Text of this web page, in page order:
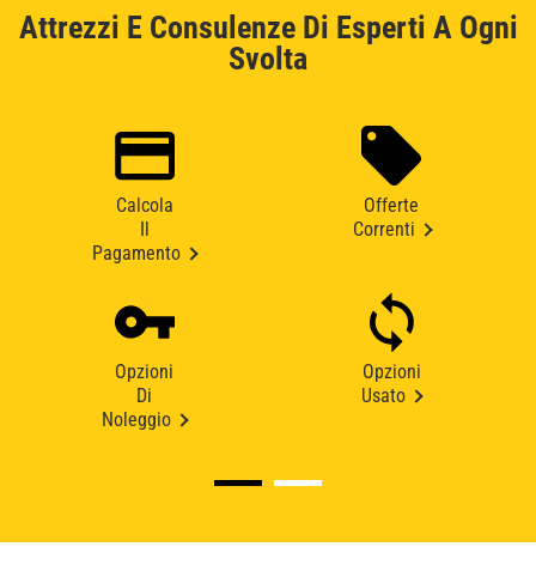
Attrezzi E Consulenze Di Esperti A Ogni
Svolta
Calcola
Pagamento
Offerte
Correnti
Opzioni
Di
Noleggio
Opzioni
Usato